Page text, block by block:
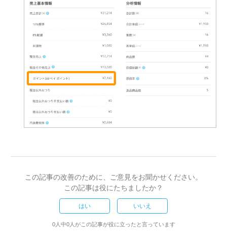
この記事の改善のために、ご意見をお聞かせください。
この記事は役にたちましたか？
はい いいえ
0人中0人がこの記事が役に立ったと言っています